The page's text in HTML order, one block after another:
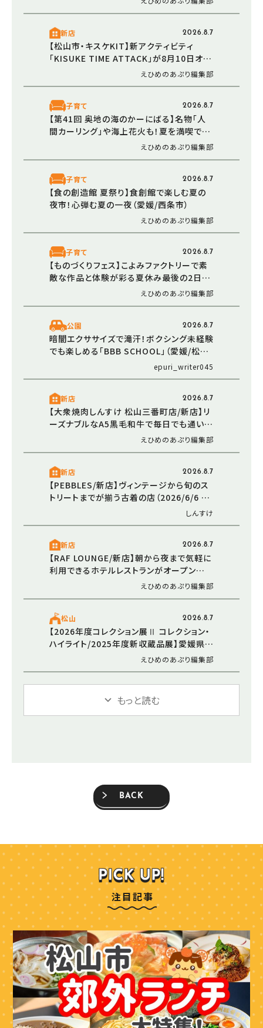
新店 2026.8.7
【松山市・キスケKIT】新アクティビティ
「KISUKE TIME ATTACK」が8月10日オー
プン！ 走る・登る・くぐる――全身で障害物に挑
えひめのあぷり編集部
子育て 2026.8.7
【第41回 奥地の海のかーにばる】名物「人
間カーリング」や海上花火も！夏を満喫でき
る恒例イベント（愛媛/西予市）えひめのあぷり編集部
子育て 2026.8.7
【食の創造館 夏祭り】食創館で楽しむ夏の
夜市！心弾む夏の一夜（愛媛/西条市）
えひめのあぷり編集部
子育て 2026.8.7
【ものづくりフェス】こよみファクトリーで素
敵な作品と体験が彩る夏休み最後の2日間
えひめのあぷり編集部
公園 2026.8.7
暗闇エクササイズで滝汗！ボクシング未経験
でも楽しめる「BBB SCHOOL」（愛媛/松山
epuri_writer045
新店 2026.8.7
【大衆焼肉しんすけ 松山三番町店/新店】リ
ーズナブルなA5黒毛和牛で毎日でも通いた
くなる焼肉店オープン（2026/5/16 愛媛/松
えひめのあぷり編集部
新店 2026.8.7
【PEBBLES/新店】ヴィンテージから旬のス
トリートまでが揃う古着の店（2026/6/6 愛
しんすけ
新店 2026.8.7
【RAF LOUNGE/新店】朝から夜まで気軽に
利用できるホテルレストランがオープン
（2026/5/30 愛媛/松山市）えひめのあぷり編集部
松山 2026.8.7
【2026年度コレクション展Ⅱ コレクション・
ハイライト/2025年度新収蔵品展】愛媛県美
術館で新たなアートと出会う感動のひとと
えひめのあぷり編集部
もっと読む
BACK
注目記事